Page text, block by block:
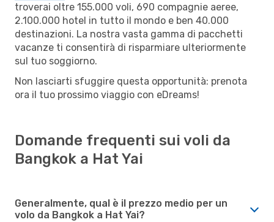
troverai oltre 155.000 voli, 690 compagnie aeree,
2.100.000 hotel in tutto il mondo e ben 40.000
destinazioni. La nostra vasta gamma di pacchetti
vacanze ti consentirà di risparmiare ulteriormente
sul tuo soggiorno.
Non lasciarti sfuggire questa opportunità: prenota
ora il tuo prossimo viaggio con eDreams!
Domande frequenti sui voli da
Bangkok a Hat Yai
Generalmente, qual è il prezzo medio per un
volo da Bangkok a Hat Yai?